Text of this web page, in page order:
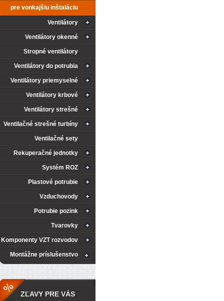
pre vonkajšiu inštaláciu
Ventilátory
Ventilátory okenné
Stropné ventilátory
Ventilátory do potrubia
Ventilátory priemyselné
Ventilátory krbové
Ventilátory strešné
Ventilačné strešné turbíny
Ventilačné sety
Rekuperačné jednotky
Systém ROZ
Plastové potrubie
Vzduchovody
Potrubie pozink
Tvarovky
Komponenty VZT rozvodov
Montážne príslušenstvo
ZĽAVY PRE VÁS